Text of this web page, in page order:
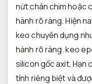
nứt chân chim hoặc
hành rõ ràng.Hiện
keo chuyên dụng
hành rõ ràng.keo
silicon gốc axit, Hạn
tính riêng biệt và